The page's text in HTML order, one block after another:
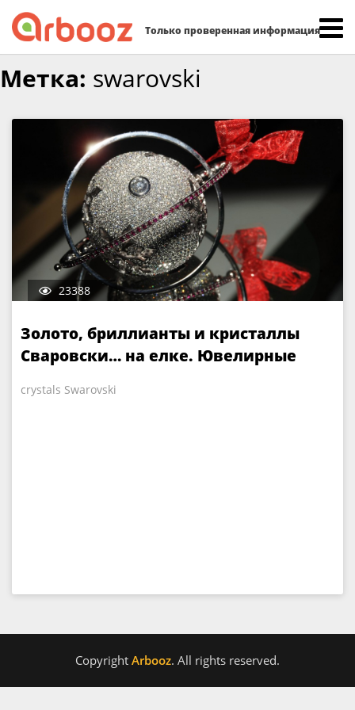
Только проверенная информация
to
Метка: swarovski
23388
Золото, бриллианты и кристаллы
Сваровски… на елке. Ювелирные
crystals Swarovski
Copyright Arbooz. All rights reserved.
Найти: